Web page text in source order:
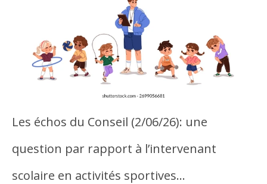
Les échos du Conseil (2/06/26): une
question par rapport à l’intervenant
scolaire en activités sportives…